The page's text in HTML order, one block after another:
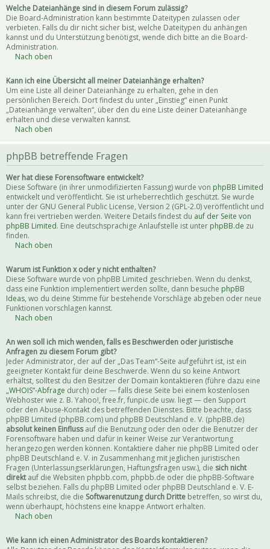
Welche Dateianhänge sind in diesem Forum zulässig?
Die Board-Administration kann bestimmte Dateitypen zulassen oder
verbieten. Falls du dir nicht sicher bist, welche Dateitypen du anhängen
kannst und du Unterstützung benötigst, wende dich bitte an die Board-
Administration.
Nach oben
Kann ich eine Übersicht all meiner Dateianhänge erhalten?
Um eine Liste all deiner Dateianhänge zu erhalten, gehe in den
persönlichen Bereich. Dort findest du unter „Einstieg“ einen Punkt
„Dateianhänge verwalten“, über den du eine Liste deiner Dateianhänge
erhalten und diese verwalten kannst.
Nach oben
phpBB betreffende Fragen
Wer hat diese Forensoftware entwickelt?
Diese Software (in ihrer unmodifizierten Fassung) wurde von phpBB Limited
entwickelt und veröffentlicht. Sie ist urheberrechtlich geschützt. Sie wurde
unter der GNU General Public License, Version 2 (GPL-2.0) veröffentlicht und
kann frei vertrieben werden. Weitere Details findest du auf der Seite von
phpBB Limited. Eine deutschsprachige Anlaufstelle ist unter phpBB.de zu
finden.
Nach oben
Warum ist Funktion x oder y nicht enthalten?
Diese Software wurde von phpBB Limited geschrieben. Wenn du denkst,
dass eine Funktion implementiert werden sollte, dann besuche phpBB
Ideas, wo du deine Stimme für bestehende Vorschläge abgeben oder neue
Funktionen vorschlagen kannst.
Nach oben
An wen soll ich mich wenden, falls es Beschwerden oder juristische
Anfragen zu diesem Forum gibt?
Jeder Administrator, der auf der „Das Team“-Seite aufgeführt ist, ist ein
geeigneter Kontakt für deine Beschwerde. Wenn du so keine Antwort
erhältst, solltest du den Besitzer der Domain kontaktieren (führe dazu eine
„WHOIS“-Abfrage durch) oder — falls diese Seite bei einem kostenlosen
Webhoster wie z. B. Yahoo!, free.fr, funpic.de usw. liegt — den Support
oder den Abuse-Kontakt des betreffenden Dienstes. Bitte beachte, dass
phpBB Limited (phpBB.com) und phpBB Deutschland e. V. (phpBB.de)
absolut keinen Einflussauf die Benutzung oder den oder die Benutzer der
Forensoftware haben und dafür in keiner Weise zur Verantwortung
herangezogen werden können. Kontaktiere daher nie phpBB Limited oder
phpBB Deutschland e. V. in Zusammenhang mit jeglichen juristischen
Fragen (Unterlassungserklärungen, Haftungsfragen usw.), die sich nicht
direktauf die Websiten phpbb.com, phpbb.de oder die phpBB-Software
selbst beziehen. Falls du phpBB Limited oder phpBB Deutschland e. V. E-
Mails schreibst, die die Softwarenutzung durch Dritte betreffen, so wirst du,
wenn überhaupt, höchstens eine knappe Antwort erhalten.
Nach oben
Wie kann ich einen Administrator des Boards kontaktieren?